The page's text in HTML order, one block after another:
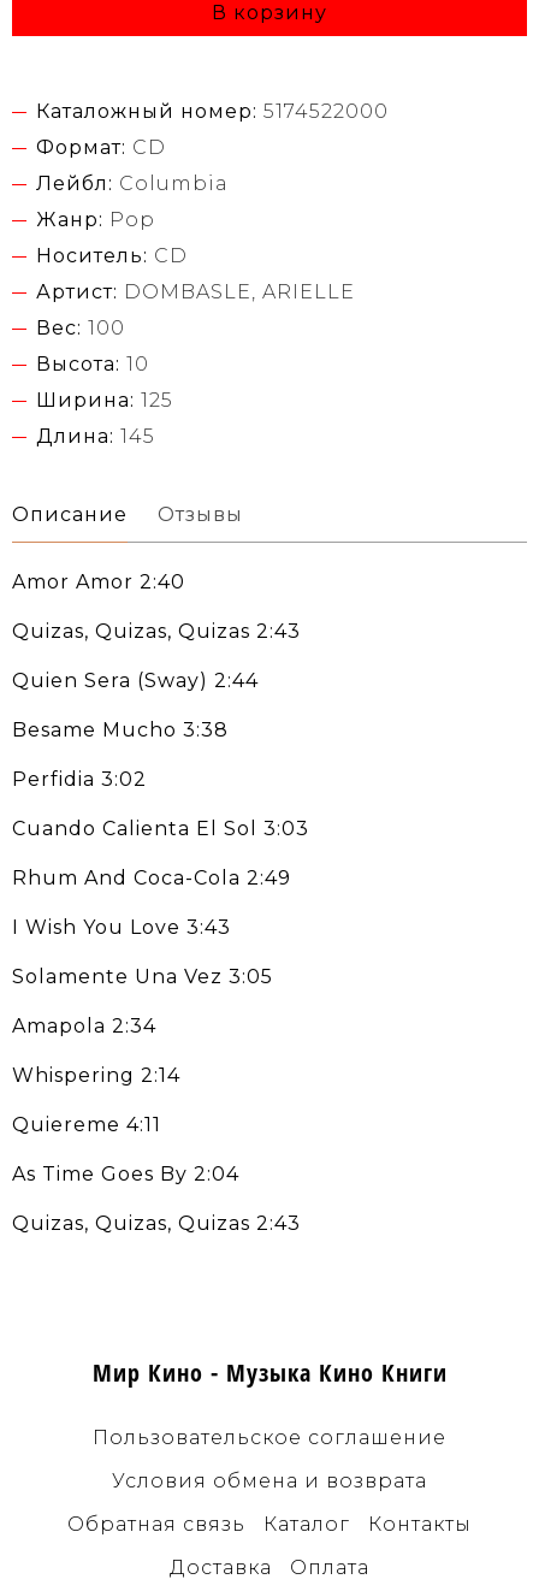
В корзину
Каталожный номер: 5174522000
Формат: CD
Лейбл: Columbia
Жанр: Pop
Носитель: CD
Артист: DOMBASLE, ARIELLE
Вес: 100
Высота: 10
Ширина: 125
Длина: 145
Описание Отзывы
Amor Amor 2:40
Quizas, Quizas, Quizas 2:43
Quien Sera (Sway) 2:44
Besame Mucho 3:38
Perfidia 3:02
Cuando Calienta El Sol 3:03
Rhum And Coca-Cola 2:49
I Wish You Love 3:43
Solamente Una Vez 3:05
Amapola 2:34
Whispering 2:14
Quiereme 4:11
As Time Goes By 2:04
Quizas, Quizas, Quizas 2:43
Мир Кино - Музыка Кино Книги
Пользовательское соглашение
Условия обмена и возврата
Обратная связь
Каталог
Контакты
Доставка
Оплата